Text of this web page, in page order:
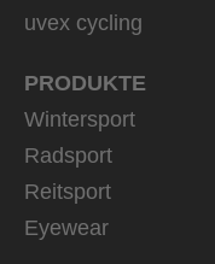
uvex cycling
PRODUKTE
Wintersport
Radsport
Reitsport
Eyewear